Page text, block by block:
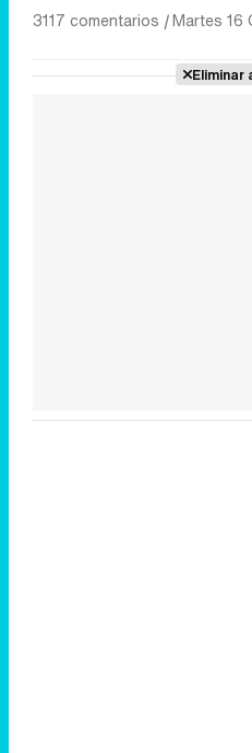
3117 comentarios |Martes 16
Eliminar